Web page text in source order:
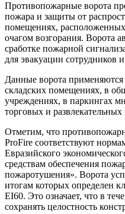
Противопожарные ворота
пожара и защиты от
помещениях, расположенных
очагом возгорания. Ворота
сработке пожарной
для эвакуации сотрудников
Данные ворота
складских помещениях, в
учреждениях, в паркингах
торговых и развлекательных
Отметим, что
ProFire соответствуют
Евразийского
средствам обеспечения
пожаротушения». Ворота
итогам которых определен
EI60. Это означает, что в
сохранять целостность